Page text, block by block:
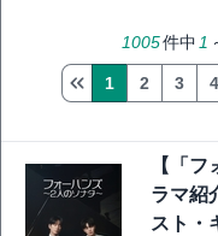
1005件中 1
1 2 3 4
【「
ラマ紹
スト・